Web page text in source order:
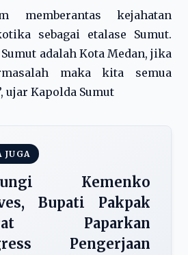
memberantas kejahatan
sebagai etalase Sumut.
adalah Kota Medan, jika
maka kita semua
ujar Kapolda Sumut
JUGA
Kemenko
Bupati Pakpak
Paparkan
Pengerjaan